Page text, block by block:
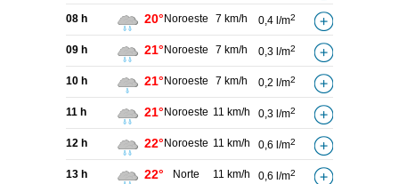
08 h 20° Noroeste 7 km/h 0,4 l/m2
09 h 21° Noroeste 7 km/h 0,3 l/m2
10 h 21° Noroeste 7 km/h 0,2 l/m2
11 h 21° Noroeste 11 km/h 0,3 l/m2
12 h 22° Noroeste 11 km/h 0,6 l/m2
13 h 22° Norte 11 km/h 0,6 l/m2